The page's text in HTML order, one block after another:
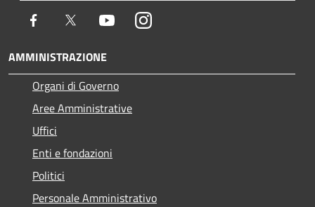
Facebook Twitter YoutubeInstagram
AMMINISTRAZIONE
Organi di Governo
Aree Amministrative
Uffici
Enti e fondazioni
Politici
Personale Amministrativo